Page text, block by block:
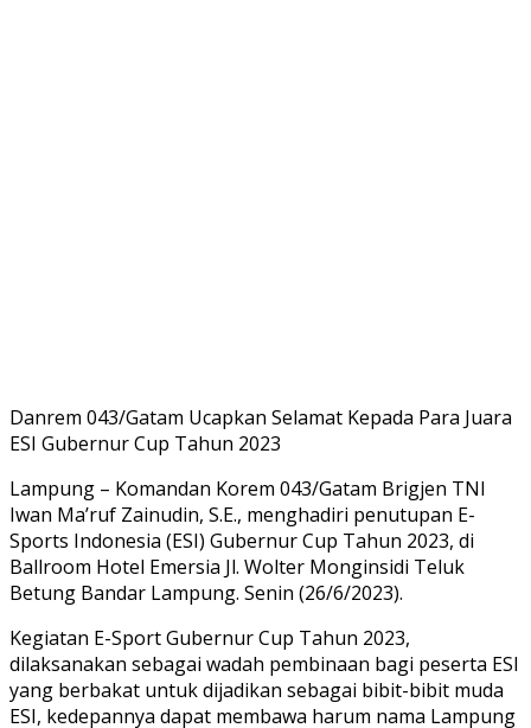
Danrem 043/Gatam Ucapkan Selamat Kepada Para Juara
ESI Gubernur Cup Tahun 2023
Lampung – Komandan Korem 043/Gatam Brigjen TNI
Iwan Ma’ruf Zainudin, S.E., menghadiri penutupan E-
Sports Indonesia (ESI) Gubernur Cup Tahun 2023, di
Ballroom Hotel Emersia Jl. Wolter Monginsidi Teluk
Betung Bandar Lampung. Senin (26/6/2023).
Kegiatan E-Sport Gubernur Cup Tahun 2023,
dilaksanakan sebagai wadah pembinaan bagi peserta ESI
yang berbakat untuk dijadikan sebagai bibit-bibit muda
ESI, kedepannya dapat membawa harum nama Lampung